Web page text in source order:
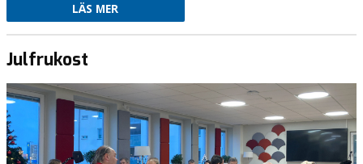
LÄS MER
Julfrukost